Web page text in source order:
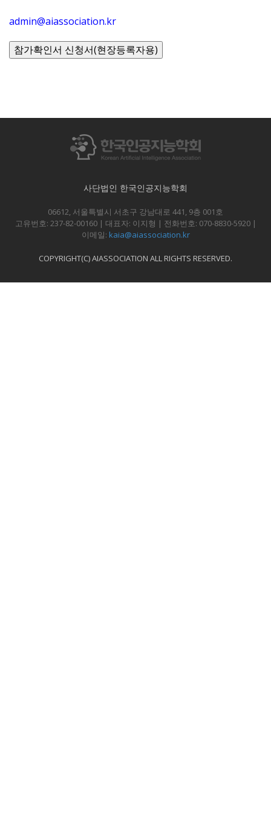
admin@aiassociation.kr
사단법인 한국인공지능학회
06612, 서울특별시 서초구 강남대로 441, 9층 001호
고유번호: 237-82-00160 | 대표자: 이지형 | 전화번호: 070-8830-5920 |
이메일: kaia@aiassociation.kr
COPYRIGHT(C) AIASSOCIATION ALL RIGHTS RESERVED.